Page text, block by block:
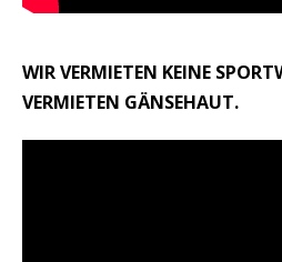
WIR VERMIETEN KEINE
VERMIETEN GÄNSEHAUT.